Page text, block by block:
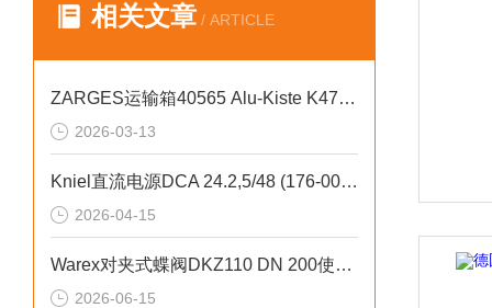
相关文章 / ARTICLE
ZARGES运输箱40565 Alu-Kiste K470用于航空行业，经盐雾测试
2026-03-13
Kniel直流电源DCA 24.2,5/48 (176-003-02)抗干扰能力强
2026-04-15
Warex对夹式蝶阀DKZ110 DN 200使用粉体介质
2026-06-15